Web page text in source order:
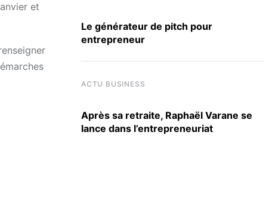
et
Le générateur de pitch pour
entrepreneur
ACTU BUSINESS
Après sa retraite, Raphaël Varane se
lance dans l’entrepreneuriat